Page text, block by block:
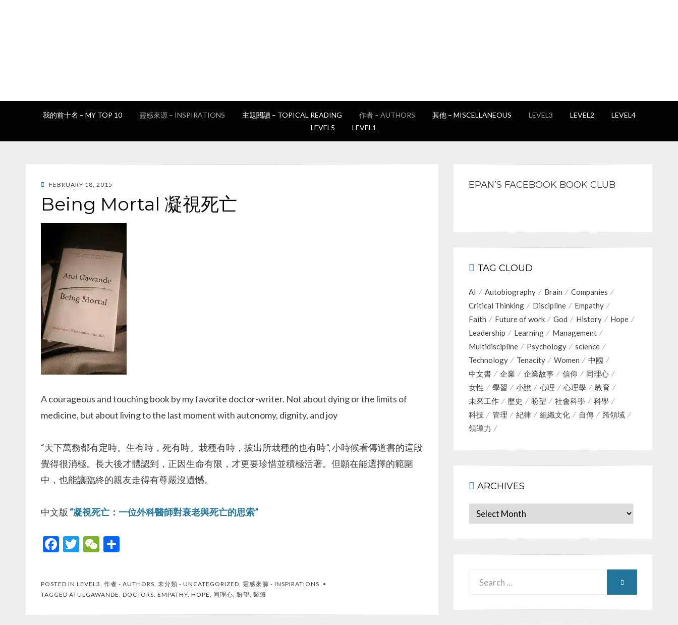
我的前十名 – MY TOP 10 靈感來源 – INSPIRATIONS 主題閱讀 – TOPICAL READING 作者 – AUTHORS 其他 – MISCELLANEOUS LEVEL3 LEVEL2
LEVEL4
LEVEL5
LEVEL1
POSTED
FEBRUARY 18, 2015
Being Mortal 凝視死亡
A courageous and touching book by my favorite doctor-writer. Not about dying or the limits of
medicine, but about living to the last moment with autonomy, dignity, and joy
“天下萬務都有定時。生有時，死有時。栽種有時，拔出所栽種的也有時”, 小時候看傳道書的這段
覺得很消極。長大後才體認到，正因生命有限，才更要珍惜並積極活著。但願在能選擇的範圍
中，也能讓臨終的親友走得有尊嚴沒遺憾。
中文版 “凝視死亡：一位外科醫師對衰老與死亡的思索”
F
b
T
er
W
C
h e
POSTED IN LEVEL3, 作者 - AUTHORS, 未分類 - UNCATEGORIZED, 靈感來源 - INSPIRATIONS
TAGGED ATULGAWANDE, DOCTORS, EMPATHY, HOPE, 同理心, 盼望, 醫療
EPAN’S FACEBOOK BOOK CLUB
TAG CLOUD
AI Autobiography Brain
Companies
Critical Thinking
Discipline
Empathy
Faith
Future of work God History
Hope
Leadership
Learning
Management
Multidiscipline
Psychology
science
Technology
Tenacity Women
中國
中文書
企業 企業故事 信仰
同理心
女性
學習 小說 心理 心理學
教育
未來工作
歷史 盼望 社會科學
科學
科技
管理 紀律 組織文化 自傳
跨領域
領導力
ARCHIVES
Archives
SEARCH